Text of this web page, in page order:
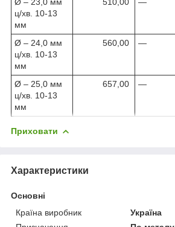
ц/хв. 10-13
мм
Ø – 24,0 мм
ц/хв. 10-13
мм
560,00 —
Ø – 25,0 мм
ц/хв. 10-13
мм
657,00 —
Приховати
Характеристики
Основні
Країна виробник
Україна